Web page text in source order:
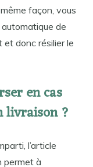
façon, vous
de
donc résilier le
en cas
livraison ?
l’article
permet à